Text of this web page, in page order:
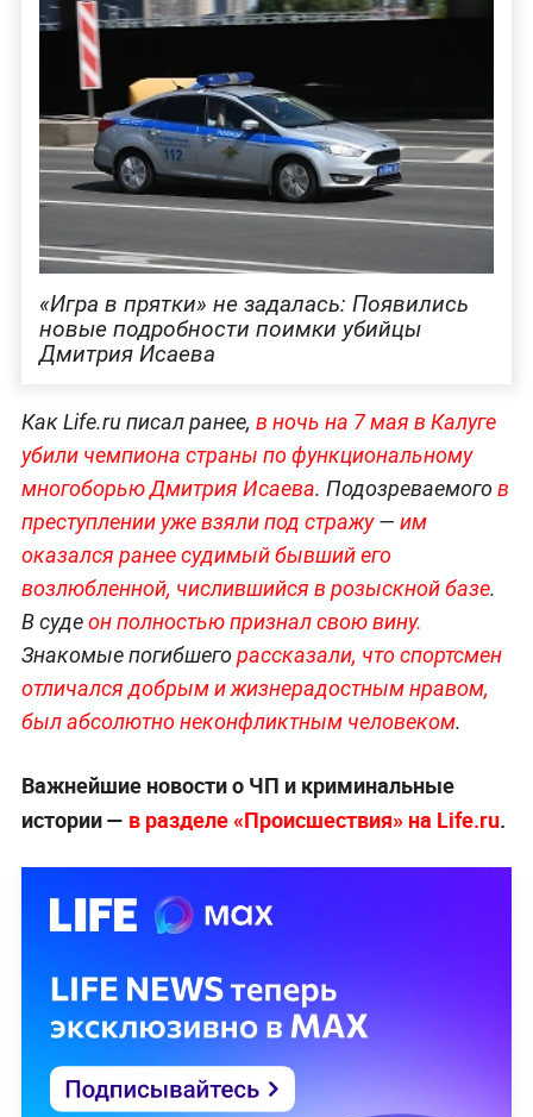
«Игра в прятки» не задалась: Появились
новые подробности поимки убийцы
Дмитрия Исаева
Как Life.ru писал ранее, в ночь на 7 мая в Калуге
убили чемпиона страны по функциональному
многоборью Дмитрия Исаева. Подозреваемогов
преступлении уже взяли под стражу— им
оказался ранее судимый бывший его
возлюбленной, числившийся в розыскной базе.
В судеон полностью признал свою вину.
Знакомые погибшегорассказали, что спортсмен
отличался добрым и жизнерадостным нравом,
был абсолютно неконфликтным человеком.
Важнейшие новости о ЧП и криминальные
истории — в разделе «Происшествия» на Life.ru.